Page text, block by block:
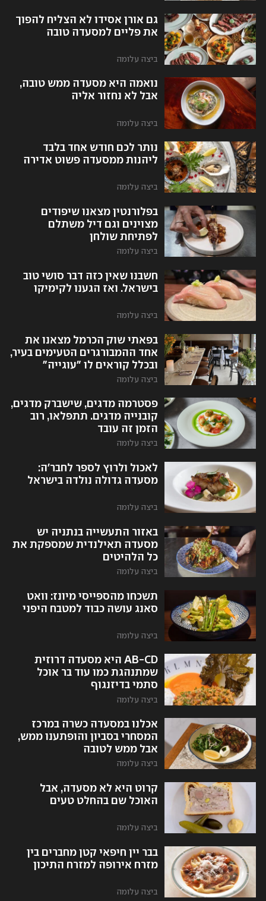
גם אורן אסידו לא הצליח להפוך
את פליים למסעדה טובה
ביצה עלומה
נואמה היא מסעדה ממש טובה,
אבל לא נחזור אליה
ביצה עלומה
נותר לכם חודש אחד בלבד
ליהנות ממסעדה פשוט אדירה
ביצה עלומה
בפלורנטין מצאנו שיפודים
מצוינים וגם דיל משתלם
לפתיחת שולחן
ביצה עלומה
חשבנו שאין כזה דבר סושי טוב
בישראל. ואז הגענו לקימיקו
ביצה עלומה
בפאתי שוק הכרמל מצאנו את
אחד ההמבורגרים הטעימים בעיר,
ובכלל קוראים לו "עוגייה"
ביצה עלומה
פסטרמה מדגים, שישברק מדגים,
קובנייה מדגים. תתפלאו, רוב
הזמן זה עובד
ביצה עלומה
לאכול ולרוץ לספר לחבר'ה:
מסעדה גדולה נולדה בישראל
ביצה עלומה
באזור התעשייה בנתניה יש
מסעדה תאילנדית שמספקת את
כל הלהיטים
ביצה עלומה
תשכחו מהספייסי מיונז: וואט
סאנג עושה כבוד למטבח היפני
ביצה עלומה
AB-CD היא מסעדה דרוזית
שמתנהגת כמו עוד בר אוכל
סתמי בדיזנגוף
ביצה עלומה
אכלנו במסעדה כשרה במרכז
המסחרי בסביון והופתענו ממש,
אבל ממש לטובה
ביצה עלומה
קרוט היא לא מסעדה, אבל
האוכל שם בהחלט טעים
ביצה עלומה
בבר יין חיפאי קטן מחברים בין
מזרח אירופה למזרח התיכון
ביצה עלומה